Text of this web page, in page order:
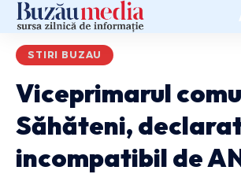
STIRI BUZAU
Viceprimarul
Săhăteni,
incompatibil de